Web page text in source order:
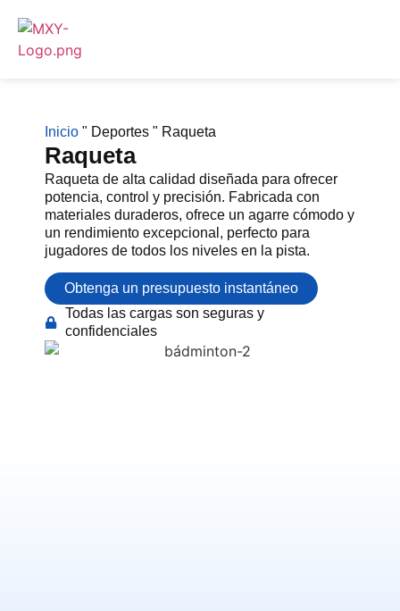
Inicio " Deportes " Raqueta
Raqueta
Raqueta de alta calidad diseñada para ofrecer
potencia, control y precisión. Fabricada con
materiales duraderos, ofrece un agarre cómodo y
un rendimiento excepcional, perfecto para
jugadores de todos los niveles en la pista.
Obtenga un presupuesto instantáneo
Todas las cargas son seguras y
confidenciales